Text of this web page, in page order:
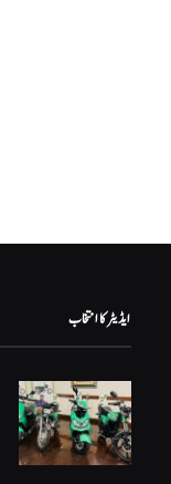
ایڈیٹر کا انتخاب